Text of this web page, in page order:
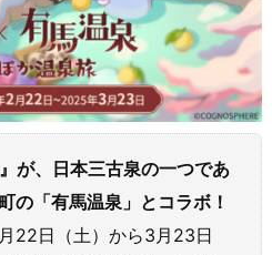
が、日本三古泉の一つであ
の「有馬温泉」とコラボ！
22日（土）から3月23日